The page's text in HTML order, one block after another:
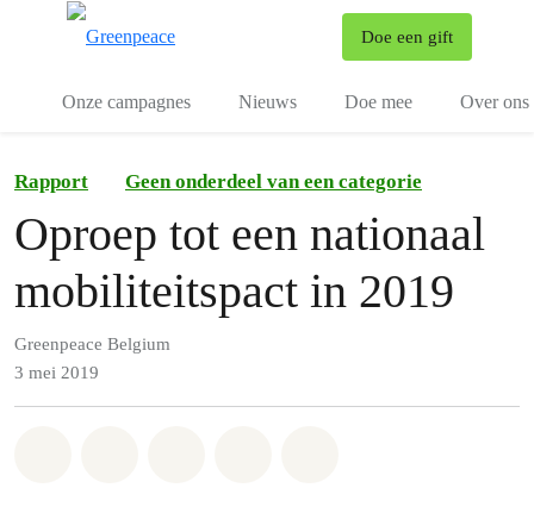
Doe een gift
Onze campagnes Nieuws Doe mee Over ons
Rapport Geen onderdeel van een categorie
Oproep tot een nationaal
mobiliteitspact in 2019
Greenpeace Belgium
3 mei 2019